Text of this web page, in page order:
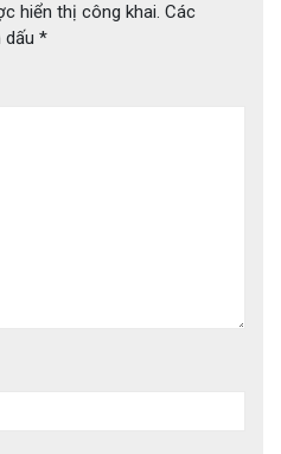
hiển thị công khai. Các
*